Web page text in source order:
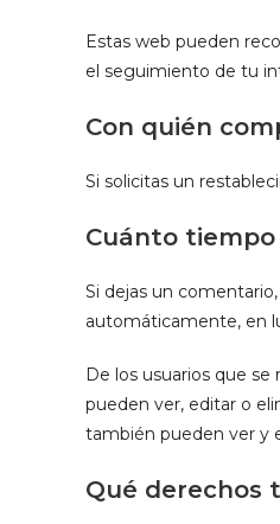
Estas web pueden
el seguimiento de tu
Con quién
Si solicitas un
Cuánto
Si dejas un
automáticamente, en
De los usuarios que
pueden ver, editar o
también pueden ver y
Qué derechos